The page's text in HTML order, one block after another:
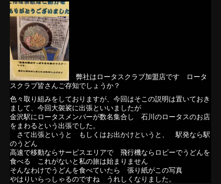
弊社はロータスクラブ加盟店です ロータ
スクラブ皆さんご存知でしょうか？
色々取り組みをしておりますが、今回はそこの説明は置いておき
まして、今回大袈裟に出張といいましたが
金沢駅にロータスメンバーが数名集合し 石川のロータスのお店
をまわるという出張でした。
さて出張というと もしくはお出かけというと、 駅発なら駅
のうどん
高速で移動ならサービスエリアで 飛行機ならロビーでうどんを
食べる これがないと私の旅は始まりません
そんなわけでうどんを食べていたら 張り紙がこの写真
やはりいらっしゃるのですね うれしくなりました。